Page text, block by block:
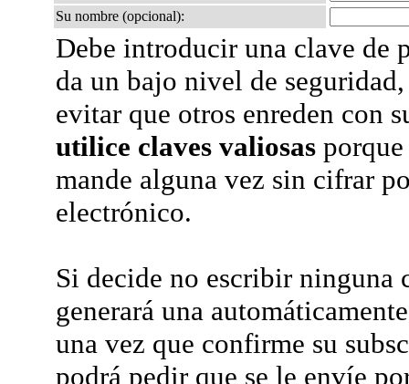
Su nombre (opcional):
Debe introducir una clave de
da un bajo nivel de
evitar que otros enreden con
utilice claves valiosas
mande alguna vez sin cifrar
electrónico.
Si decide no escribir ninguna
generará una
una vez que confirme su
podrá pedir que se le envíe